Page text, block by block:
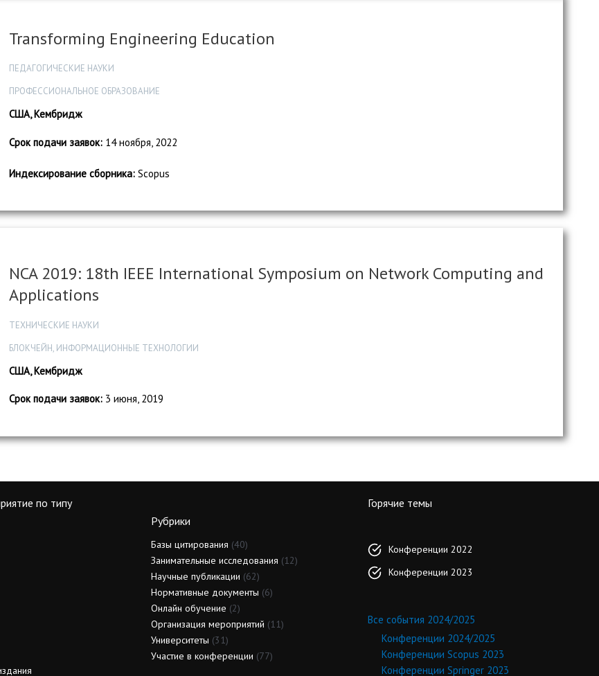
Transforming Engineering Education
ПЕДАГОГИЧЕСКИЕ НАУКИ
ПРОФЕССИОНАЛЬНОЕ ОБРАЗОВАНИЕ
США, Кембридж
Срок подачи заявок: 14 ноября, 2022
Индексирование сборника: Scopus
NCA 2019: 18th IEEE International Symposium on Network Computing and
Applications
ТЕХНИЧЕСКИЕ НАУКИ
БЛОКЧЕЙН, ИНФОРМАЦИОННЫЕ ТЕХНОЛОГИИ
США, Кембридж
Срок подачи заявок: 3 июня, 2019
по типу
Рубрики
Базы цитирования (40)
Занимательные исследования (12)
Научные публикации (62)
Нормативные документы (6)
Онлайн обучение (2)
Организация мероприятий (11)
Университеты (31)
Участие в конференции (77)
Горячие темы
Конференции 2022
Конференции 2023
Все события 2024/2025
Конференции 2024/2025
Конференции Scopus 2023
Конференции Springer 2023